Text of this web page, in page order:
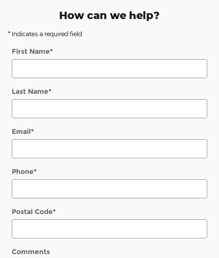
How can we help?
* Indicates a required field
First Name*
Last Name*
Email*
Phone*
Postal Code*
Comments